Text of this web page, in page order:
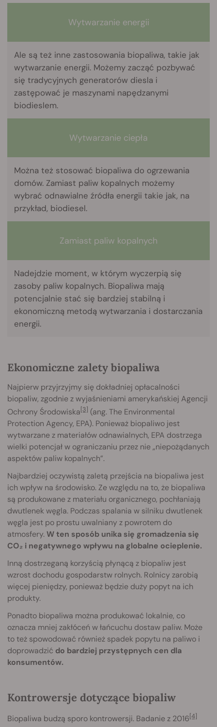
Wytwarzanie energii
Ale są też inne zastosowania biopaliwa, takie jak
wytwarzanie energii. Możemy zacząć pozbywać
się tradycyjnych generatorów diesla i
zastępować je maszynami napędzanymi
biodieslem.
Wytwarzanie ciepła
Można też stosować biopaliwa do ogrzewania
domów. Zamiast paliw kopalnych możemy
wybrać odnawialne źródła energii takie jak, na
przykład, biodiesel.
Zamiast paliw kopalnych
Nadejdzie moment, w którym wyczerpią się
zasoby paliw kopalnych. Biopaliwa mają
potencjalnie stać się bardziej stabilną i
ekonomiczną metodą wytwarzania i dostarczania
energii.
Ekonomiczne zalety biopaliwa
Najpierw przyjrzyjmy się dokładniej opłacalności
biopaliw, zgodnie z wyjaśnieniami amerykańskiej Agencji
Ochrony Środowiska[3] (ang. The Environmental
Protection Agency, EPA). Ponieważ biopaliwo jest
wytwarzane z materiałów odnawialnych, EPA dostrzega
wielki potencjał w ograniczaniu przez nie „niepożądanych
aspektów paliw kopalnych”.
Najbardziej oczywistą zaletą przejścia na biopaliwa jest
ich wpływ na środowisko. Ze względu na to, że biopaliwa
są produkowane z materiału organicznego, pochłaniają
dwutlenek węgla. Podczas spalania w silniku dwutlenek
węgla jest po prostu uwalniany z powrotem do
atmosfery.W ten sposób unika się gromadzenia się
CO₂ i negatywnego wpływu na globalne ocieplenie.
Inną dostrzeganą korzyścią płynącą z biopaliw jest
wzrost dochodu gospodarstw rolnych. Rolnicy zarobią
więcej pieniędzy, ponieważ będzie duży popyt na ich
produkty.
Ponadto biopaliwa można produkować lokalnie, co
oznacza mniej zakłóceń w łańcuchu dostaw paliw. Może
to też spowodować również spadek popytu na paliwo i
doprowadzić do bardziej przystępnych cen dla
konsumentów.
Kontrowersje dotyczące biopaliw
Biopaliwa budzą sporo kontrowersji. Badanie z 2016[4]